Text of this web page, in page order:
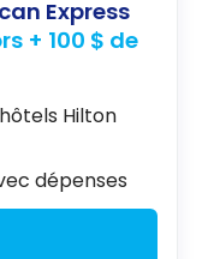
Express
+ 100 $ de
Hilton
dépenses